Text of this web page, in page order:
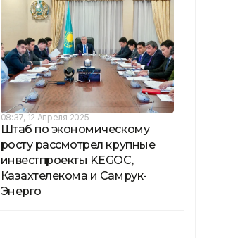
08:37, 12 Апреля 2025
Штаб по экономическому
росту рассмотрел крупные
инвестпроекты KEGOC,
Казахтелекома и Самрук-
Энерго